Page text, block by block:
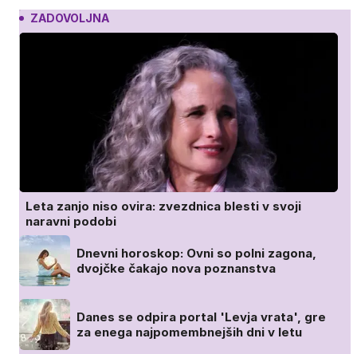
ZADOVOLJNA
Leta zanjo niso ovira: zvezdnica blesti v svoji
naravni podobi
Dnevni horoskop: Ovni so polni zagona,
dvojčke čakajo nova poznanstva
Danes se odpira portal 'Levja vrata', gre
za enega najpomembnejših dni v letu